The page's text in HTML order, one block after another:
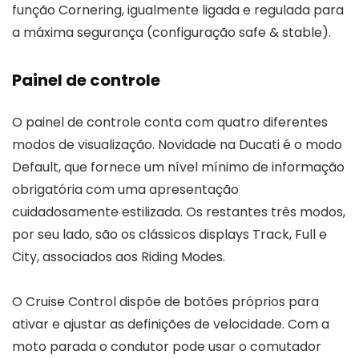
função Cornering, igualmente ligada e regulada para
a máxima segurança (configuração safe & stable).
Painel de controle
O painel de controle conta com quatro diferentes
modos de visualização. Novidade na Ducati é o modo
Default, que fornece um nível mínimo de informação
obrigatória com uma apresentação
cuidadosamente estilizada. Os restantes três modos,
por seu lado, são os clássicos displays Track, Full e
City, associados aos Riding Modes.
O Cruise Control dispõe de botões próprios para
ativar e ajustar as definições de velocidade. Com a
moto parada o condutor pode usar o comutador